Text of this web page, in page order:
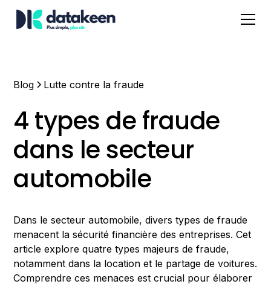
Blog Lutte contre la fraude
4 types de fraude
dans le secteur
automobile
Dans le secteur automobile, divers types de fraude
menacent la sécurité financière des entreprises. Cet
article explore quatre types majeurs de fraude,
notamment dans la location et le partage de voitures.
Comprendre ces menaces est crucial pour élaborer